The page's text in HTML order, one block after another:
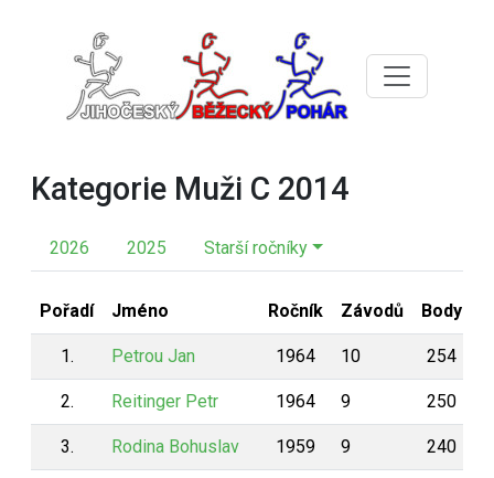
Kategorie Muži C 2014
2026 2025 Starší ročníky
Pořadí Jméno Ročník Závodů Body
1. Petrou Jan 1964 10 254
2. Reitinger Petr 1964 9 250
3. Rodina Bohuslav 1959 9 240